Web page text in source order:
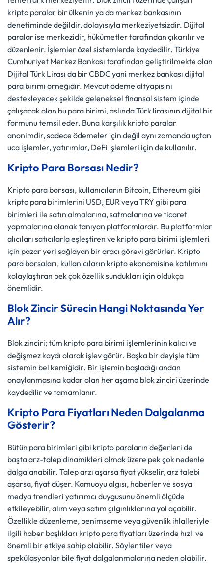
kripto paralar bir ülkenin ya da merkez bankasının
denetiminde değildir, dolayısıyla merkeziyetsizdir. Dijital
paralar ise merkezidir, hükümetler tarafından çıkarılır ve
düzenlenir. İşlemler özel sistemlerde kaydedilir. Türkiye
Cumhuriyet Merkez Bankası tarafından geliştirilmekte olan
Dijital Türk Lirası da bir CBDC yani merkez bankası dijital
para birimi örneğidir. Mevcut ödeme altyapısını
destekleyecek şekilde geleneksel finansal sistem içinde
çalışacak olan bu para birimi, aslında Türk lirasının dijital bir
formunu temsil eder. Buna karşılık kripto paralar
anonimdir, sadece ödemeler için değil aynı zamanda uçtan
uca işlemler, yatırımlar, DeFi işlemleri için de kullanılır.
Kripto Para Borsası Nedir?
Kripto para borsası, kullanıcıların Bitcoin, Ethereum gibi
kripto para birimlerini USD, EUR veya TRY gibi para
birimleri ile satın almalarına, satmalarına ve ticaret
yapmalarına olanak tanıyan platformlardır. Bu platformlar
alıcıları satıcılarla eşleştiren ve kripto para birimi işlemleri
için pazar yeri sağlayan bir aracı görevi görürler. Kripto
para borsaları, kullanıcıların kripto ekonomisine katılımını
kolaylaştıran pek çok özellik sundukları için oldukça
önemlidir.
Blok Zincir Sürecin Hangi Noktasında Yer
Alır?
Blok zinciri; tüm kripto para birimi işlemlerinin kalıcı ve
değişmez kaydı olarak işlev görür. Başka bir deyişle tüm
sistemin bel kemiğidir. Bir işlemin başladığı andan
onaylanmasına kadar olan her aşama blok zinciri üzerinde
kaydedilir ve tamamlanır.
Kripto Para Fiyatları Neden Dalgalanma
Gösterir?
Bütün para birimleri gibi kripto paraların değerleri de
başta arz-talep dinamikleri olmak üzere pek çok nedenle
dalgalanabilir. Talep arzı aşarsa fiyat yükselir, arz talebi
aşarsa, fiyat düşer. Kamuoyu algısı, haberler ve sosyal
medya trendleri yatırımcı duygusunu önemli ölçüde
etkileyebilir, alım veya satım çılgınlıklarına yol açabilir.
Özellikle düzenleme, benimseme veya güvenlik ihlalleriyle
ilgili haber başlıkları kripto para fiyatları üzerinde hızlı ve
önemli bir etkiye sahip olabilir. Söylentiler veya
spekülasyonlar bile fiyat dalgalanmalarına neden olabilir.